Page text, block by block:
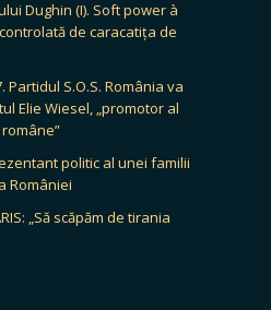
Dughin (I). Soft power à
de caracatița de
Partidul S.O.S. România va
Elie Wiesel, „promotor al
politic al unei familii
României
„Să scăpăm de tirania